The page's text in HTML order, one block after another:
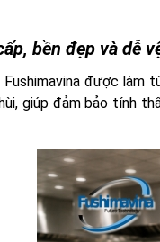
bền đẹp và dễ
được làm
giúp đảm bảo tính